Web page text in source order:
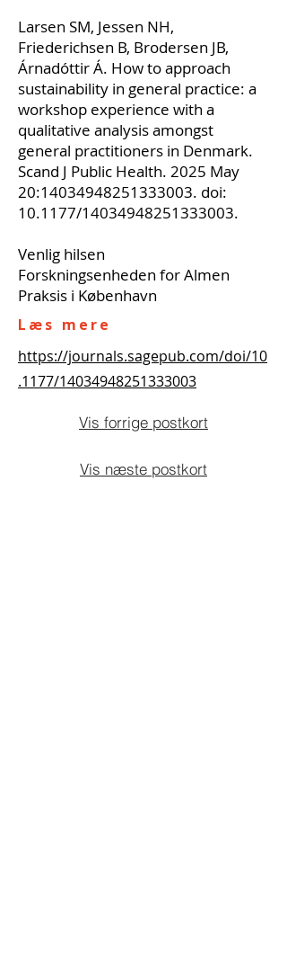
Larsen SM, Jessen NH,
Friederichsen B, Brodersen JB,
Árnadóttir Á. How to approach
sustainability in general practice: a
workshop experience with a
qualitative analysis amongst
general practitioners in Denmark.
Scand J Public Health. 2025 May
20:14034948251333003. doi:
10.1177/14034948251333003.
Venlig hilsen
Forskningsenheden for Almen
Praksis i København
Læs mere
https://journals.sagepub.com/doi/10
.1177/14034948251333003
Vis forrige postkort
Vis næste postkort